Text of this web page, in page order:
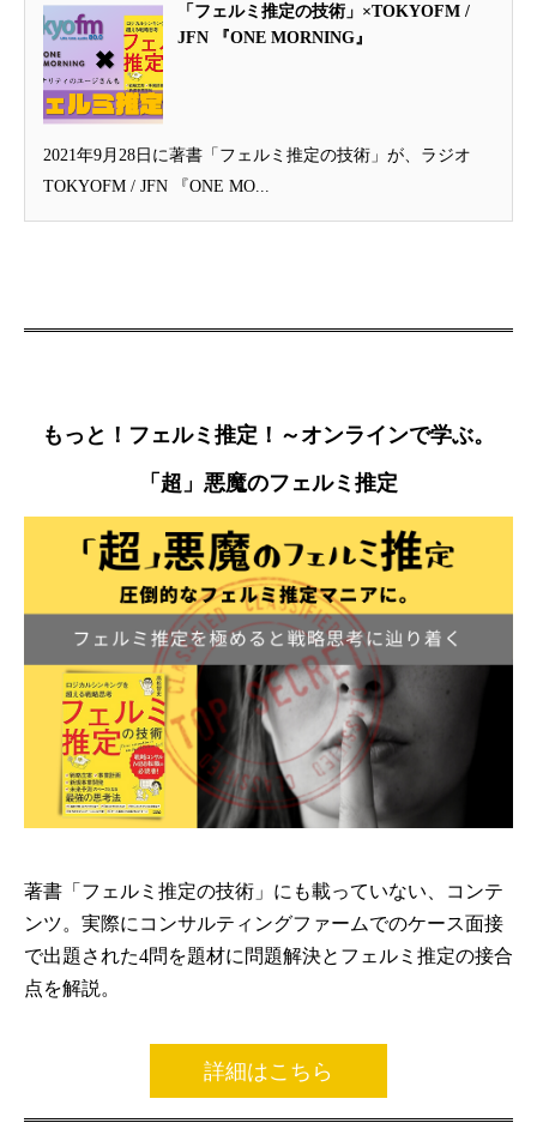
「フェルミ推定の技術」×TOKYOFM /
JFN 『ONE MORNING』
2021年9月28日に著書「フェルミ推定の技術」が、ラジオ
TOKYOFM / JFN 『ONE MO...
もっと！フェルミ推定！～オンラインで学ぶ。
「超」悪魔のフェルミ推定
著書「フェルミ推定の技術」にも載っていない、コンテ
ンツ。実際にコンサルティングファームでのケース面接
で出題された4問を題材に問題解決とフェルミ推定の接合
点を解説。
詳細はこちら